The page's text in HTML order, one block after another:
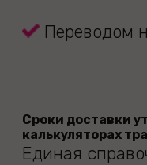
Переводом
Сроки доставки
калькуляторах
Единая